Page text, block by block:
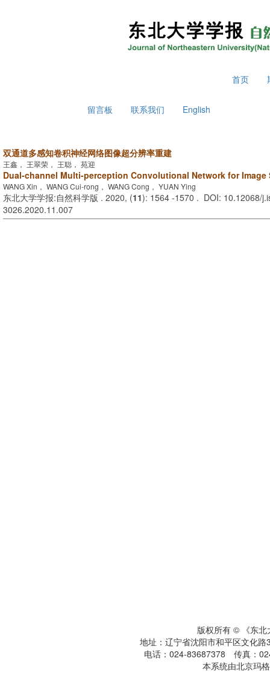
首页
留言板 联系我们 English
双通道多感知卷积神经网络图像超分辨率重建
王鑫， 王翠荣， 王聪， 苑迎
Dual-channel Multi-perception Convolutional Network for Image
WANG Xin， WANG Cui-rong， WANG Cong， YUAN Ying
东北大学学报:自然科学版 . 2020, (11): 1564 -1570 . DOI: 10.12068/
3026.2020.11.007
版权所有 © 《东北
地址：辽宁省沈阳市和平区文化
电话：024-83687378 传真：
本系统由北京玛